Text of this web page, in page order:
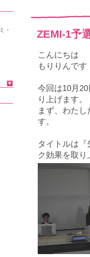
ZEMI-1予
こんにちは
もりりんです
今回は10月
り上げます。
まず、わた
す。
タイトルは
ク効果を取
・